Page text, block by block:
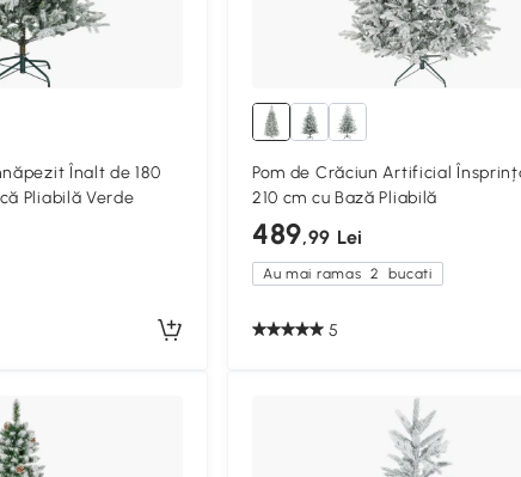
Înalt de 180
Pliabilă Verde
Pom de Crăciun Artificial
210 cm cu Bază Pliabilă
489,99 Lei
Au mai ramas 2 bucati
5